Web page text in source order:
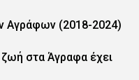
Αγράφων (2018-2024)
στα Άγραφα έχει